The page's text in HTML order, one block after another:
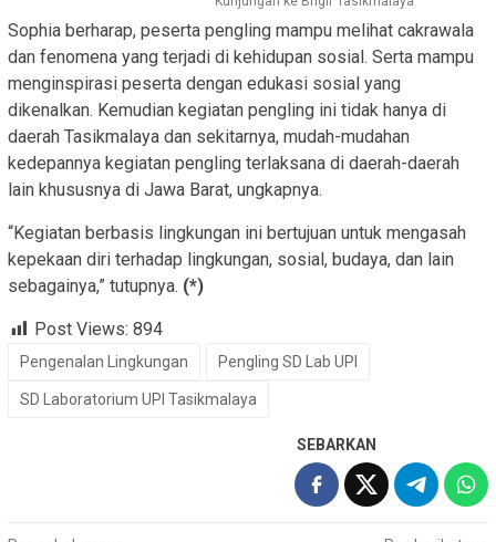
Sophia berharap, peserta pengling mampu melihat cakrawala
dan fenomena yang terjadi di kehidupan sosial. Serta mampu
menginspirasi peserta dengan edukasi sosial yang
dikenalkan. Kemudian kegiatan pengling ini tidak hanya di
daerah Tasikmalaya dan sekitarnya, mudah-mudahan
kedepannya kegiatan pengling terlaksana di daerah-daerah
lain khususnya di Jawa Barat, ungkapnya.
“Kegiatan berbasis lingkungan ini bertujuan untuk mengasah
kepekaan diri terhadap lingkungan, sosial, budaya, dan lain
sebagainya,” tutupnya. (*)
Post Views: 894
Pengenalan Lingkungan Pengling SD Lab UPI
SD Laboratorium UPI Tasikmalaya
SEBARKAN